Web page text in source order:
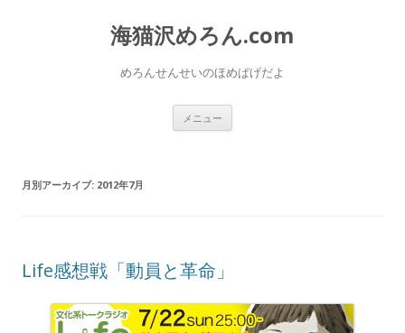
海猫沢めろん.com
めろんせんせいのほめぱげだよ
メニュー
月別アーカイブ: 2012年7月
Life感想戦「動員と革命」